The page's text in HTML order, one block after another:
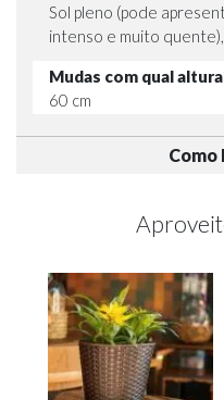
Sol pleno (pode
intenso e muito
Mudas com qual
60 cm
Como